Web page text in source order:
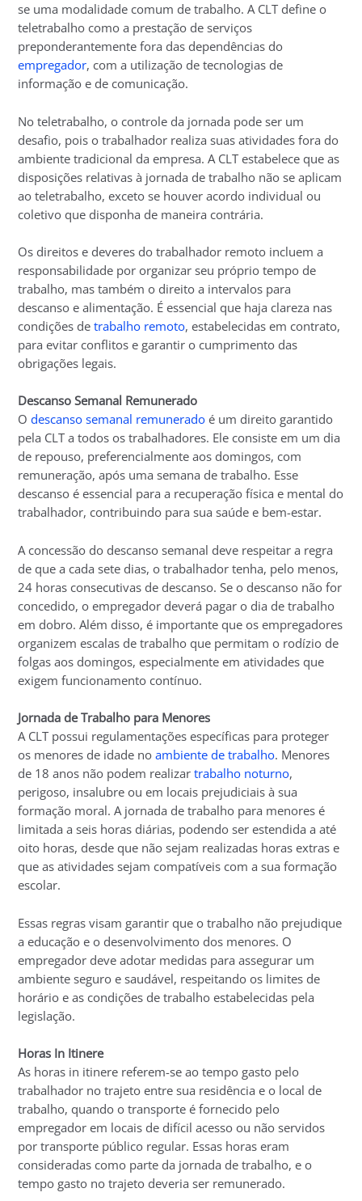
se uma modalidade comum de trabalho. A CLT define o
teletrabalho como a prestação de serviços
preponderantemente fora das dependências do
empregador, com a utilização de tecnologias de
informação e de comunicação.
No teletrabalho, o controle da jornada pode ser um
desafio, pois o trabalhador realiza suas atividades fora do
ambiente tradicional da empresa. A CLT estabelece que as
disposições relativas à jornada de trabalho não se aplicam
ao teletrabalho, exceto se houver acordo individual ou
coletivo que disponha de maneira contrária.
Os direitos e deveres do trabalhador remoto incluem a
responsabilidade por organizar seu próprio tempo de
trabalho, mas também o direito a intervalos para
descanso e alimentação. É essencial que haja clareza nas
condições detrabalho remoto, estabelecidas em contrato,
para evitar conflitos e garantir o cumprimento das
obrigações legais.
Descanso Semanal Remunerado
Odescanso semanal remunerado é um direito garantido
pela CLT a todos os trabalhadores. Ele consiste em um dia
de repouso, preferencialmente aos domingos, com
remuneração, após uma semana de trabalho. Esse
descanso é essencial para a recuperação física e mental do
trabalhador, contribuindo para sua saúde e bem-estar.
A concessão do descanso semanal deve respeitar a regra
de que a cada sete dias, o trabalhador tenha, pelo menos,
24 horas consecutivas de descanso. Se o descanso não for
concedido, o empregador deverá pagar o dia de trabalho
em dobro. Além disso, é importante que os empregadores
organizem escalas de trabalho que permitam o rodízio de
folgas aos domingos, especialmente em atividades que
exigem funcionamento contínuo.
Jornada de Trabalho para Menores
A CLT possui regulamentações específicas para proteger
os menores de idade noambiente de trabalho. Menores
de 18 anos não podem realizartrabalho noturno,
perigoso, insalubre ou em locais prejudiciais à sua
formação moral. A jornada de trabalho para menores é
limitada a seis horas diárias, podendo ser estendida a até
oito horas, desde que não sejam realizadas horas extras e
que as atividades sejam compatíveis com a sua formação
escolar.
Essas regras visam garantir que o trabalho não prejudique
a educação e o desenvolvimento dos menores. O
empregador deve adotar medidas para assegurar um
ambiente seguro e saudável, respeitando os limites de
horário e as condições de trabalho estabelecidas pela
legislação.
Horas In Itinere
As horas in itinere referem-se ao tempo gasto pelo
trabalhador no trajeto entre sua residência e o local de
trabalho, quando o transporte é fornecido pelo
empregador em locais de difícil acesso ou não servidos
por transporte público regular. Essas horas eram
consideradas como parte da jornada de trabalho, e o
tempo gasto no trajeto deveria ser remunerado.